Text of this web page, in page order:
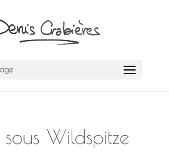
sous Wildspitze